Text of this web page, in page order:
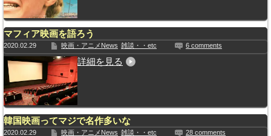
マフィア映画を語ろう
2020.02.29 映画・アニメNews 雑談・・etc 6 comments
詳細を見る
韓国映画ってマジで名作多いな
2020.02.29 映画・アニメNews 雑談・・etc 28 comments